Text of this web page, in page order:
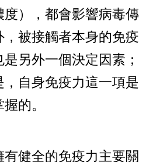
），都會影響病毒傳
被接觸者本身的免疫
另外一個決定因素；
自身免疫力這一項是
的。
健全的免疫力主要關